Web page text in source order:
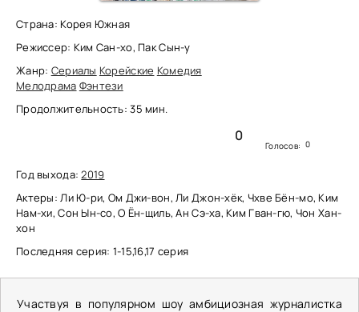
Страна: Корея Южная
Режиссер: Ким Сан-хо, Пак Сын-у
Жанр: Сериалы Корейские Комедия
Мелодрама Фэнтези
Продолжительность: 35 мин.
0
Голосов: 0
Год выхода:2019
Актеры: Ли Ю-ри, Ом Джи-вон, Ли Джон-хёк, Чхве Бён-мо, Ким
Нам-хи, Сон Ын-со, О Ён-щиль, Ан Сэ-ха, Ким Гван-гю, Чон Хан-
хон
Последняя серия: 1-15,16,17 серия
Участвуя в популярном шоу амбициозная журналистка